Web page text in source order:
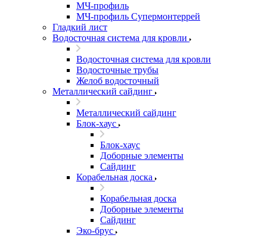
МЧ-профиль
МЧ-профиль Супермонтеррей
Гладкий лист
Водосточная система для кровли
Водосточная система для кровли
Водосточные трубы
Желоб водосточный
Металлический сайдинг
Металлический сайдинг
Блок-хаус
Блок-хаус
Доборные элементы
Сайдинг
Корабельная доска
Корабельная доска
Доборные элементы
Сайдинг
Эко-брус